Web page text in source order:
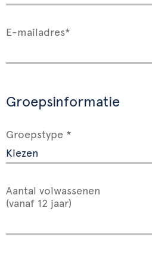
E-mailadres*
Groepsinformatie
Groepstype *
Aantal volwassenen
(vanaf 12 jaar)